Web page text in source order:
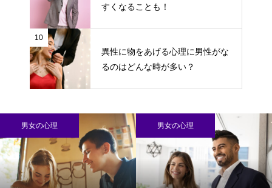
すくなることも！
10
異性に物をあげる心理に男性がな
るのはどんな時が多い？
男女の心理 男女の心理